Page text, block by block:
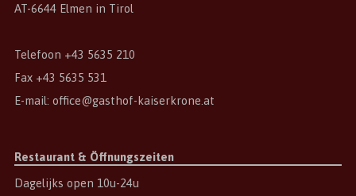
AT-6644 Elmen in Tirol
Telefoon +43 5635 210
Fax +43 5635 531
E-mail:office@gasthof-kaiserkrone.at
Restaurant & Öffnungszeiten
Dagelijks open 10u-24u